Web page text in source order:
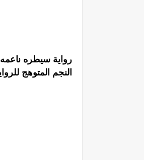
رواية سيطره ناعمه
النجم المتوهج